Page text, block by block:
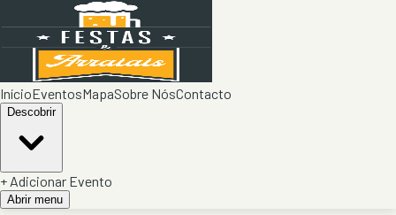
InícioEventosMapaSobre NósContacto
Descobrir
+ Adicionar Evento
Abrir menu